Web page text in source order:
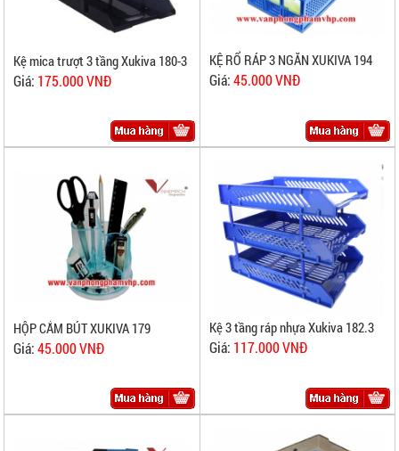
Kệ mica trượt 3 tầng Xukiva 180-3
Giá: 175.000 VNĐ
KỆ RỔ RÁP 3 NGĂN XUKIVA 194
Giá:45.000 VNĐ
HỘP CẮM BÚT XUKIVA 179
Giá:45.000 VNĐ
Kệ 3 tầng ráp nhựa Xukiva 182.3
Giá: 117.000 VNĐ